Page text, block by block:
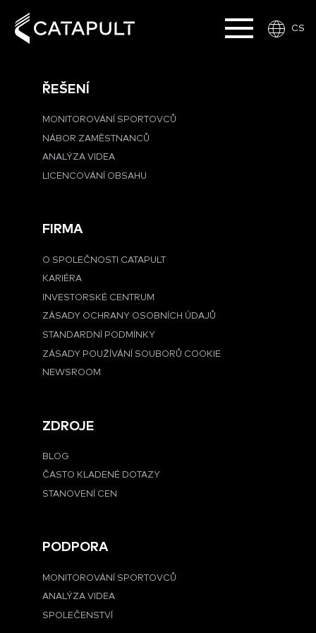
CS
ŘEŠENÍ
MONITOROVÁNÍ SPORTOVCŮ
NÁBOR ZAMĚSTNANCŮ
ANALÝZA VIDEA
LICENCOVÁNÍ OBSAHU
FIRMA
O SPOLEČNOSTI CATAPULT
KARIÉRA
INVESTORSKÉ CENTRUM
ZÁSADY OCHRANY OSOBNÍCH ÚDAJŮ
STANDARDNÍ PODMÍNKY
ZÁSADY POUŽÍVÁNÍ SOUBORŮ COOKIE
NEWSROOM
ZDROJE
BLOG
ČASTO KLADENÉ DOTAZY
STANOVENÍ CEN
PODPORA
MONITOROVÁNÍ SPORTOVCŮ
ANALÝZA VIDEA
SPOLEČENSTVÍ